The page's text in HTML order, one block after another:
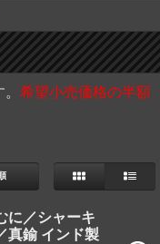
希望小売価格の半額
に／シャーキ
真鍮 インド製